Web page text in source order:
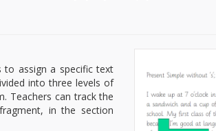
to assign a specific text
into three levels of
Teachers can track the
in the section